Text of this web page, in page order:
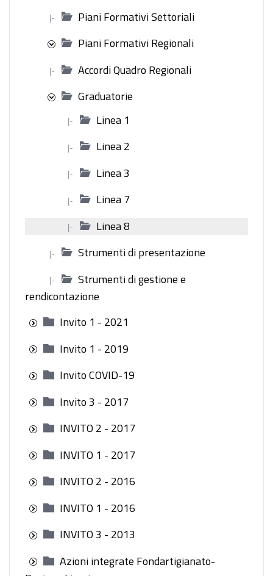
|-
Piani Formativi Settoriali
Piani Formativi Regionali
|-
Accordi Quadro Regionali
Graduatorie
|- Linea 1
|- Linea 2
|- Linea 3
|- Linea 7
|- Linea 8
|- Strumenti di presentazione
|-
Strumenti di gestione e
rendicontazione
Invito 1 - 2021
Invito 1 - 2019
Invito COVID-19
Invito 3 - 2017
INVITO 2 - 2017
INVITO 1 - 2017
INVITO 2 - 2016
INVITO 1 - 2016
INVITO 3 - 2013
Azioni integrate Fondartigianato-